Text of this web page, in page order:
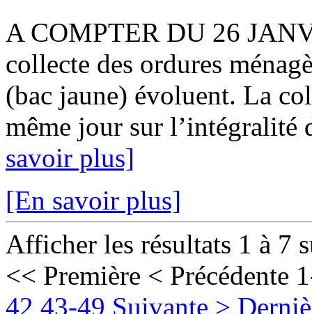
A COMPTER DU 26
collecte des ordures
(bac jaune) évoluent. La
même jour sur l’intégralité
savoir plus]
[En savoir plus]
Afficher les résultats 1 à 7
<< Première < Précédente
42 43-49 Suivante >